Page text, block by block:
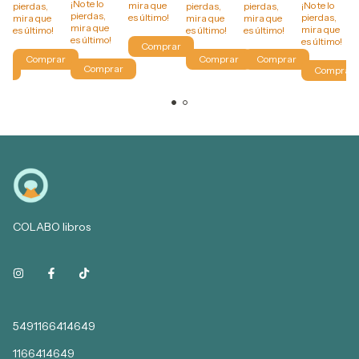
pierdas,
mira que
es último!
¡No te lo
pierdas,
mira que
es último!
mira que
es último!
pierdas,
mira que
es último!
pierdas,
mira que
es último!
¡No te lo
pierdas,
mira que
es último!
COLABO libros
5491166414649
1166414649